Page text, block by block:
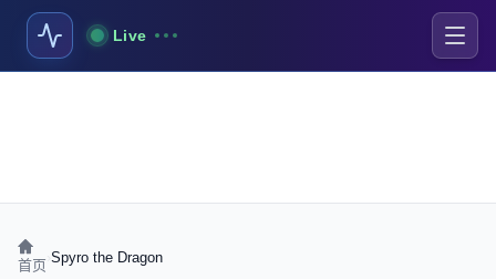
Live
首页 Spyro the Dragon